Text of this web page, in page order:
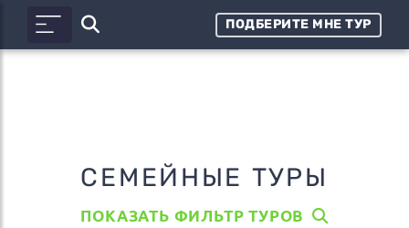
ПОДБЕРИТЕ МНЕ ТУР
СЕМЕЙНЫЕ ТУРЫ
ПОКАЗАТЬ ФИЛЬТР ТУРОВ